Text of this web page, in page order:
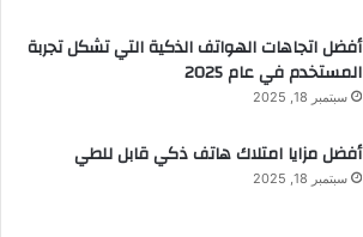
أفضل اتجاهات الهواتف الذكية التي تشكل تجربة
المستخدم في عام 2025
سبتمبر 18, 2025
أفضل مزايا امتلاك هاتف ذكي قابل للطي
سبتمبر 18, 2025